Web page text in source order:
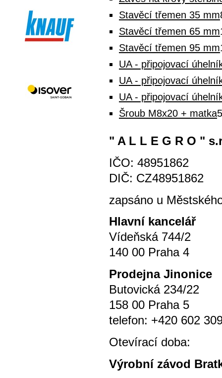
Stavěcí třemen 35 mm
Stavěcí třemen 65 mm
Stavěcí třemen 95 mm
UA - připojovací
UA - připojovací
UA - připojovací
Šroub M8x20 + matka
" A L L E G R O "
IČO: 48951862
DIČ: CZ48951862
zapsáno u
Hlavní kancelář
Vídeňská 744/2
140 00 Praha 4
Prodejna Jinonice
Butovická 234/22
158 00 Praha 5
telefon: +420 602
Otevírací
Výrobní závod